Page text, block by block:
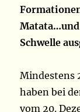
Matata…und
Schwelle
Mindestens
haben bei
vom 20.